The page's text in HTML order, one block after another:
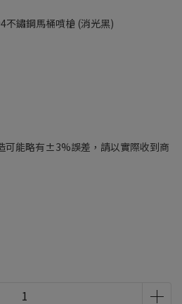
不鏽鋼馬桶噴槍 (消光黑)
可能略有±3%誤差，請以實際收到商